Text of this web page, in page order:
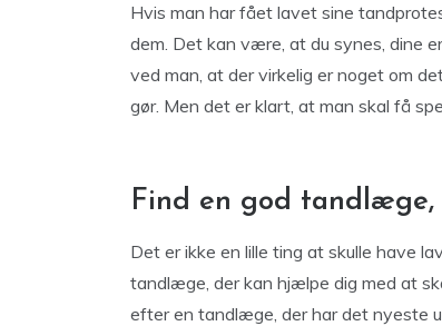
Hvis man har fået lavet sine
dem. Det kan være, at du synes, dine
ved man, at der virkelig er noget om
gør. Men det er klart, at man skal få
Find en god
Det er ikke en lille ting at skulle have
tandlæge, der kan hjælpe dig med at
efter en tandlæge, der har det nyeste